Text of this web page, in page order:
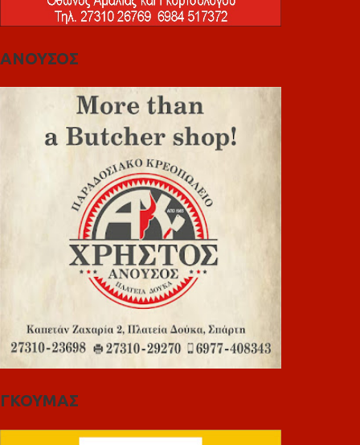
ΑΝΟΥΣΟΣ
ΓΚΟΥΜΑΣ